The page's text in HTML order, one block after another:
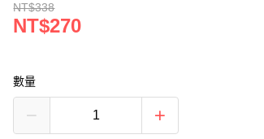
NT$338
NT$270
數量